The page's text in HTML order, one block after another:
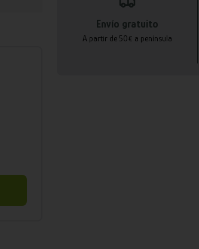
Envío gratuito
A partir de 50€ a península